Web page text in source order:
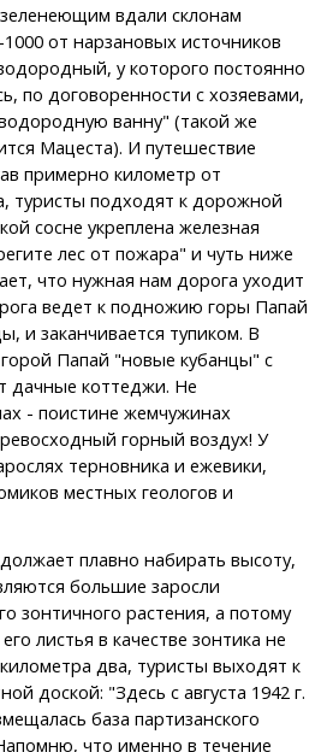
вдали склонам
от нарзановых источников
у которого постоянно
по договоренности с хозяевами,
ванну" (такой же
Мацеста). И путешествие
примерно километр от
туристы подходят к дорожной
сосне укреплена железная
лес от пожара" и чуть ниже
что нужная нам дорога уходит
ведет к подножию горы Папай
и заканчивается тупиком. В
Папай "новые кубанцы" с
дачные коттеджи. Не
- поистине жемчужинах
горный воздух! У
терновника и ежевики,
местных геологов и
плавно набирать высоту,
большие заросли
зонтичного растения, а потому
листья в качестве зонтика не
два, туристы выходят к
доской: "Здесь с августа 1942 г.
база партизанского
что именно в течение